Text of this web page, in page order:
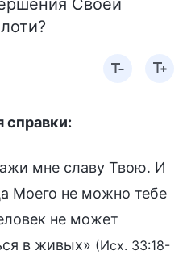
справки:
мне славу Твою. И
Моего не можно тебе
не может
в живых» (Исх. 33:18-